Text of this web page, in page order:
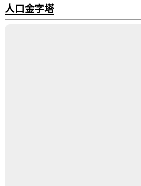
人口金字塔